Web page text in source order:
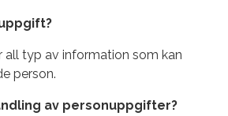
all typ av information som kan
person.
av personuppgifter?